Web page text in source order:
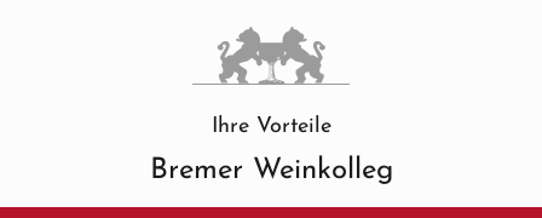
Ihre Vorteile
Bremer Weinkolleg